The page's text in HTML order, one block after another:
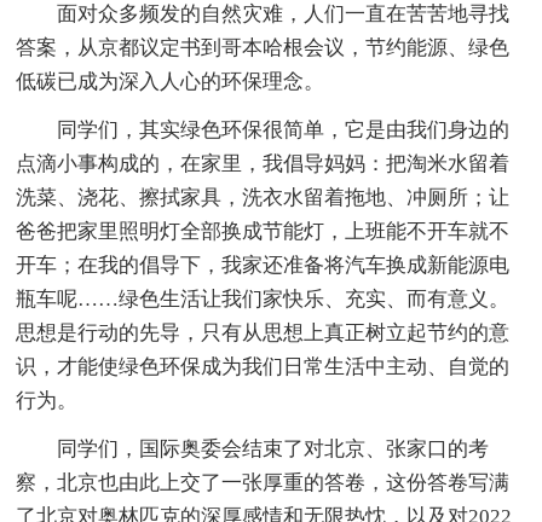
面对众多频发的自然灾难，人们一直在苦苦地寻找
答案，从京都议定书到哥本哈根会议，节约能源、绿色
低碳已成为深入人心的环保理念。
同学们，其实绿色环保很简单，它是由我们身边的
点滴小事构成的，在家里，我倡导妈妈：把淘米水留着
洗菜、浇花、擦拭家具，洗衣水留着拖地、冲厕所；让
爸爸把家里照明灯全部换成节能灯，上班能不开车就不
开车；在我的倡导下，我家还准备将汽车换成新能源电
瓶车呢……绿色生活让我们家快乐、充实、而有意义。
思想是行动的先导，只有从思想上真正树立起节约的意
识，才能使绿色环保成为我们日常生活中主动、自觉的
行为。
同学们，国际奥委会结束了对北京、张家口的考
察，北京也由此上交了一张厚重的答卷，这份答卷写满
了北京对奥林匹克的深厚感情和无限热忱，以及对2022